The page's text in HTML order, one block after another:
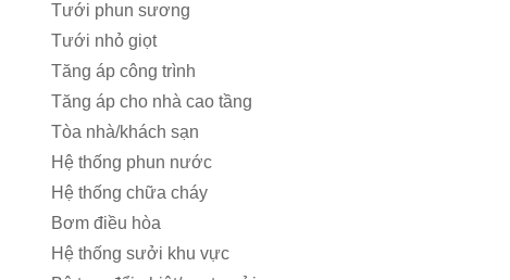
Tưới phun sương
Tưới nhỏ giọt
Tăng áp công trình
Tăng áp cho nhà cao tầng
Tòa nhà/khách sạn
Hệ thống phun nước
Hệ thống chữa cháy
Bơm điều hòa
Hệ thống sưởi khu vực